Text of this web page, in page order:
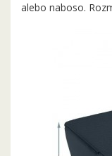
alebo naboso.